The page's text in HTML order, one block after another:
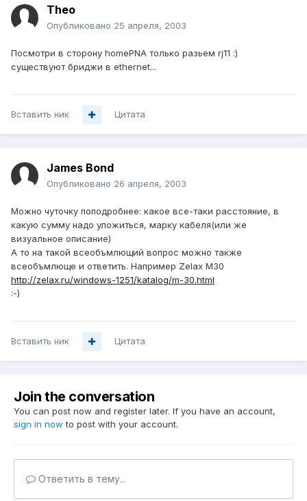
Theo
Опубликовано 25 апреля, 2003
Посмотри в сторону homePNA только разьем rj11 :)
существуют бриджи в ethernet...
Вставить ник Цитата
James Bond
Опубликовано 26 апреля, 2003
Можно чуточку поподробнее: какое все-таки расстояние, в
какую сумму надо уложиться, марку кабеля(или же
визуальное описание)
А то на такой всеобъмлющий вопрос можно также
всеобъмлюще и ответить. Например Zelax M30
http://zelax.ru/windows-1251/katalog/m-30.html
:-)
Вставить ник Цитата
Join the conversation
You can post now and register later. If you have an account,
sign in now to post with your account.
Ответить в тему...